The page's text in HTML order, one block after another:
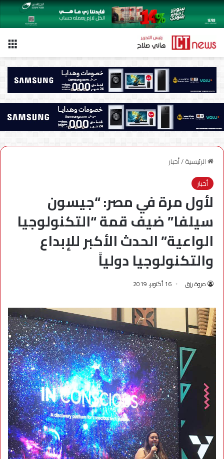
الرئيسية/أخبار
أخبار
لأول مرة في مصر: “جيسون
سيلفا” ضيف قمة “التكنولوجيا
الواعية” الحدث الأكبر للإبداع
والتكنولوجيا دولياً
مروة رزق 16 أكتوبر، 2019